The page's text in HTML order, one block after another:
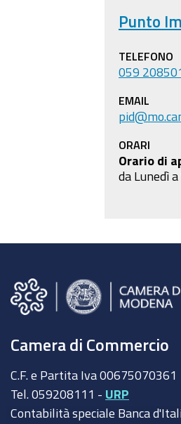
Punto
TELEFONO
059
EMAIL
ORARI
Orario di
da Lunedì
Camera di Commercio
C.F. e Partita Iva 00675070361
Tel. 059208111 - URP
Contabilità speciale Banca